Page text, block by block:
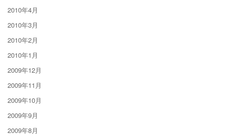
2010年4月
2010年3月
2010年2月
2010年1月
2009年12月
2009年11月
2009年10月
2009年9月
2009年8月